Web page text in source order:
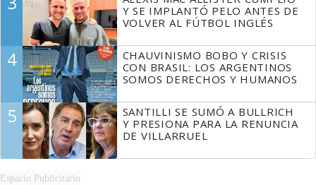
Y SE IMPLANTÓ PELO ANTES DE
VOLVER AL FÚTBOL INGLÉS
4
CHAUVINISMO BOBO Y CRISIS
CON BRASIL: LOS ARGENTINOS
SOMOS DERECHOS Y HUMANOS
5
SANTILLI SE SUMÓ A BULLRICH
Y PRESIONA PARA LA RENUNCIA
DE VILLARRUEL
Espacio Publicitario